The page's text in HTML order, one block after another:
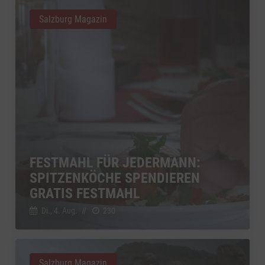
FESTMAHL FÜR JEDERMANN:
SPITZENKÖCHE SPENDIEREN
GRATIS FESTMAHL
Di., 4. Aug.
Salzburg Magazin
Salzburg Magazin